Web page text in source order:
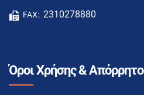
FAX: 2310278880
Όροι Χρήσης & Απόρρητο